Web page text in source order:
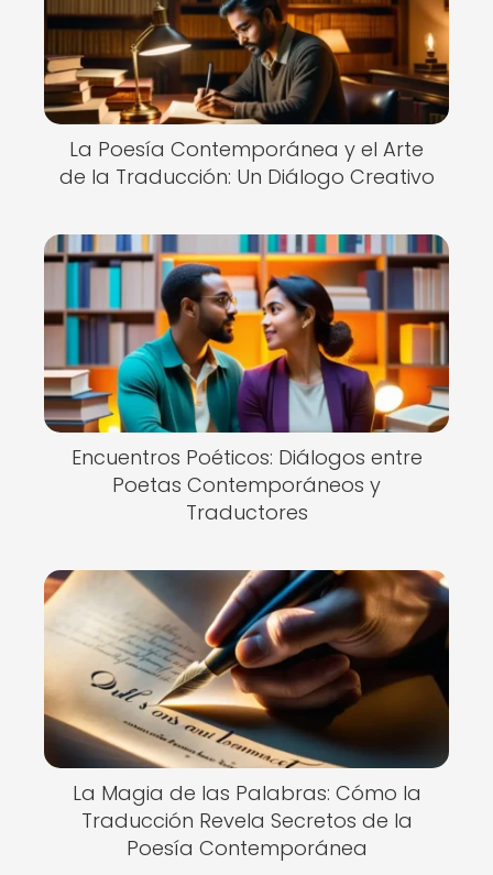
La Poesía Contemporánea y el Arte
de la Traducción: Un Diálogo Creativo
Encuentros Poéticos: Diálogos entre
Poetas Contemporáneos y
Traductores
La Magia de las Palabras: Cómo la
Traducción Revela Secretos de la
Poesía Contemporánea